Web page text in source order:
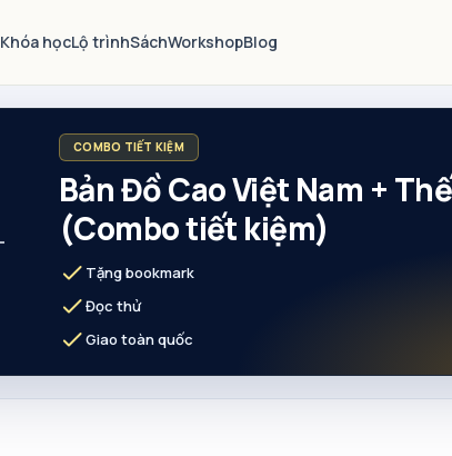
Khóa họcLộ trìnhSáchWorkshopBlog
COMBO TIẾT KIỆM
Bản Đồ Cao Việt Nam +
(Combo tiết kiệm)
check Tặng bookmark
checkĐọc thử
checkGiao toàn quốc